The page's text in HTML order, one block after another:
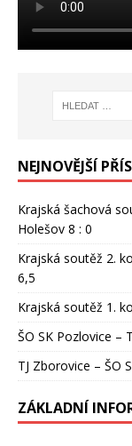
NEJNOVĚJŠÍ
Krajská šachová
Holešov 8 : 0
Krajská soutěž 2.
6,5
Krajská soutěž 1.
ŠO SK Pozlovice –
TJ Zborovice – ŠO
ZÁKLADNÍ